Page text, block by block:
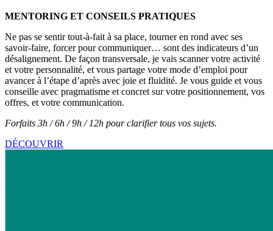
MENTORING ET CONSEILS PRATIQUES
Ne pas se sentir tout-à-fait à sa place, tourner en rond avec ses
savoir-faire, forcer pour communiquer… sont des indicateurs d’un
désalignement. De façon transversale, je vais scanner votre activité
et votre personnalité, et vous partage votre mode d’emploi pour
avancer à l’étape d’après avec joie et fluidité. Je vous guide et vous
conseille avec pragmatisme et concret sur votre positionnement, vos
offres, et votre communication.
Forfaits 3h / 6h / 9h / 12h pour clarifier tous vos sujets.
DÉCOUVRIR